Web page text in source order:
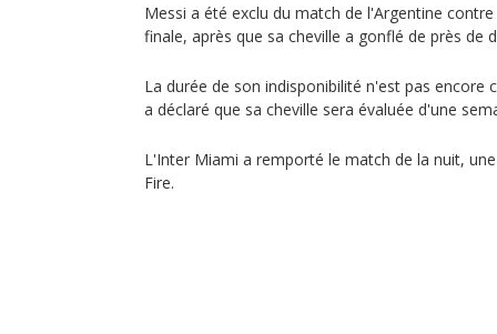
Messi a été exclu du match de l'Argentine
finale, après que sa cheville a gonflé de près de
La durée de son indisponibilité n'est pas encore
a déclaré que sa cheville sera évaluée d'une
L'Inter Miami a remporté le match de la nuit,
Fire.